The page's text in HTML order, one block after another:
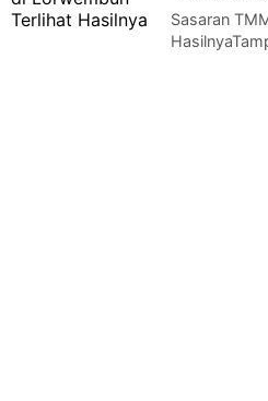
COVID-19 dan diberikan pengob…
Sasaran